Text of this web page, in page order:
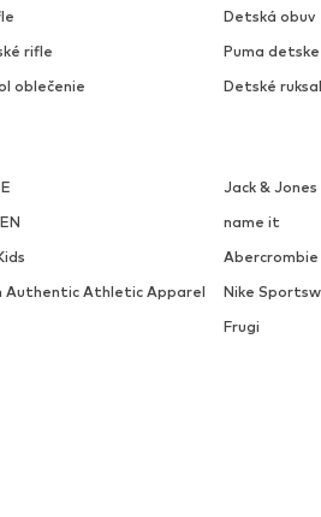
Detská obuv
rifle
Puma
oblečenie Detské
Jack &
name it
Abercrombie
Authentic Athletic Apparel
Nike
Frugi